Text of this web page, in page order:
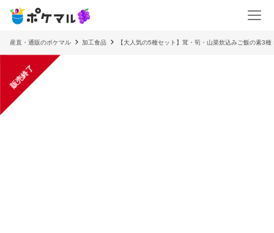
産直・通販のポケマル 加工食品 【大人気の5種セット】茸・筍・山菜炊込みご飯の素3
販売終了